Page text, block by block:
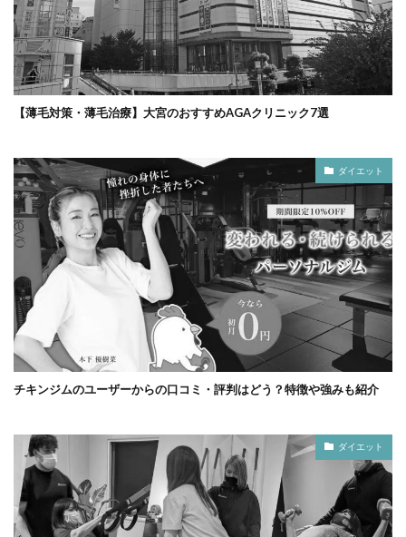
【薄毛対策・薄毛治療】大宮のおすすめAGAクリニック7選
ダイエット
チキンジムのユーザーからの口コミ・評判はどう？特徴や強みも紹介
ダイエット